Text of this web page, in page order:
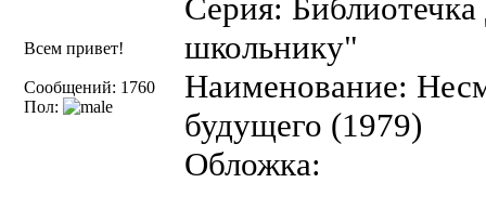
Всем привет!
Сообщений: 1760
Пол:
Серия:
школьнику"
Наименование:
будущего (1979)
Обложка: